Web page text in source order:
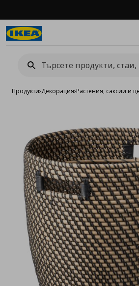
Продукти›Декорация›Растения, саксии и